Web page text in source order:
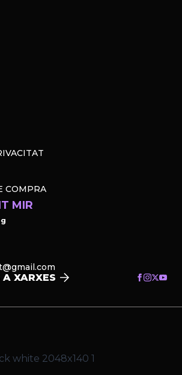
COMPRA
MIR
A XARXES